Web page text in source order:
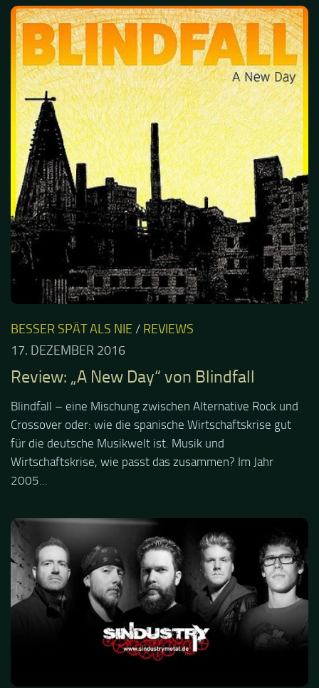
BESSER SPÄT ALS NIE / REVIEWS
17. DEZEMBER 2016
Review: „A New Day“ von Blindfall
Blindfall – eine Mischung zwischen Alternative Rock und
Crossover oder: wie die spanische Wirtschaftskrise gut
für die deutsche Musikwelt ist. Musik und
Wirtschaftskrise, wie passt das zusammen? Im Jahr
2005...